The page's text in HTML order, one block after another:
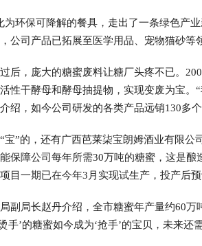
为环保可降解的餐具，走出了一条绿色产
公司产品已拓展至医学用品、宠物猫砂等
后，庞大的糖蜜废料让糖厂头疼不已。
性干酵母和酵母抽提物，实现变废为宝。
绍，如今公司研发的各类产品远销130多个
宝”的，还有广西芭莱柒宝朗姆酒业有限公
保障公司每年所需30万吨的糖蜜，这是
目一期已在今年3月实现试生产，投产后预
副局长赵丹介绍，全市糖蜜年产量约60万
手’的糖蜜如今成为‘抢手’的宝贝，未来还